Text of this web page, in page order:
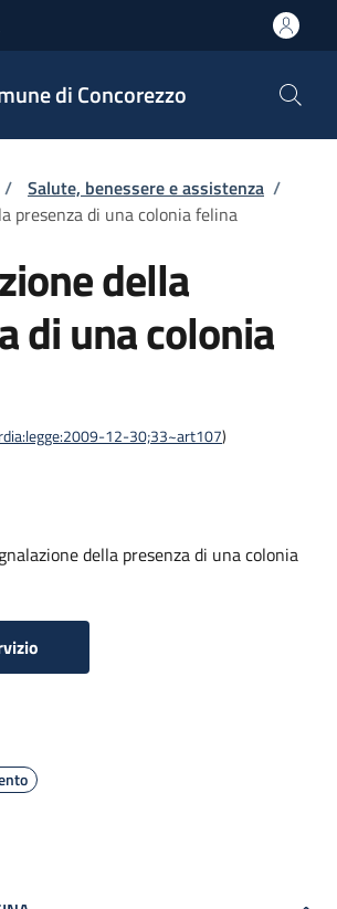
di Concorezzo
pane
/ Salute, benessere e assistenza /
presenza di una colonia felina
della
di una colonia
12-30;33~art107)
della presenza di una colonia